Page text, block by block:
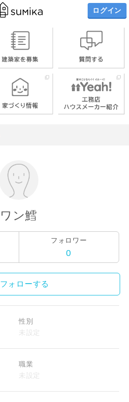
ログイン
ワン鱈
フォロワー
0
フォローする
性別
職業
閉じる
閉じる